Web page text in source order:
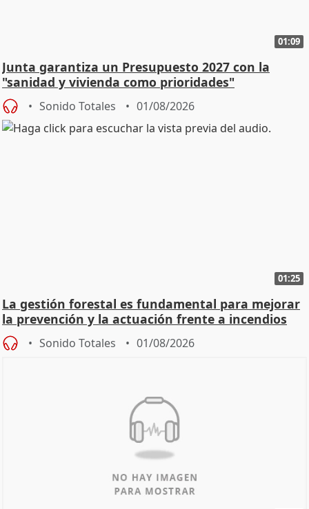
01:09
Junta garantiza un Presupuesto 2027 con la
"sanidad y vivienda como prioridades"
Sonido Totales 01/08/2026
01:25
La gestión forestal es fundamental para mejorar
la prevención y la actuación frente a incendios
Sonido Totales 01/08/2026